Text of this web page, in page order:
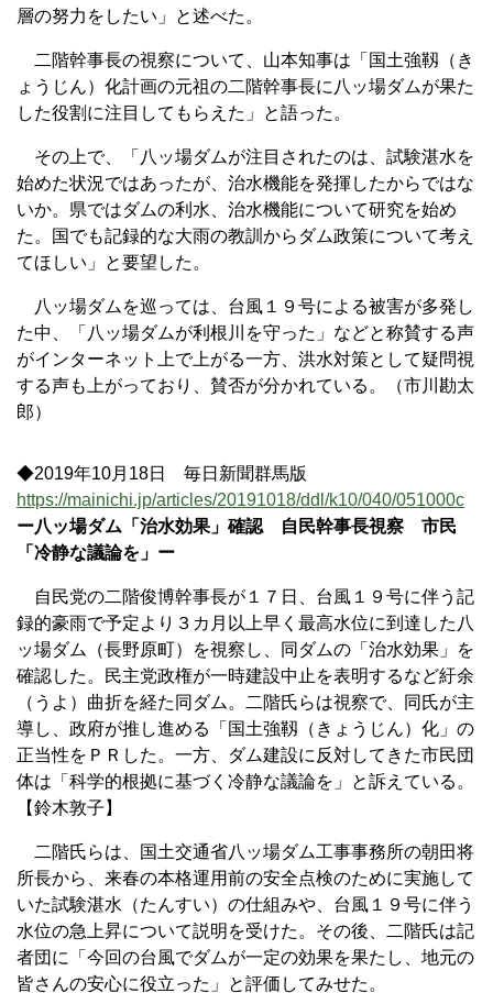
層の努力をしたい」と述べた。
二階幹事長の視察について、山本知事は「国土強靱（き
ょうじん）化計画の元祖の二階幹事長に八ッ場ダムが果た
した役割に注目してもらえた」と語った。
その上で、「八ッ場ダムが注目されたのは、試験湛水を
始めた状況ではあったが、治水機能を発揮したからではな
いか。県ではダムの利水、治水機能について研究を始め
た。国でも記録的な大雨の教訓からダム政策について考え
てほしい」と要望した。
八ッ場ダムを巡っては、台風１９号による被害が多発し
た中、「八ッ場ダムが利根川を守った」などと称賛する声
がインターネット上で上がる一方、洪水対策として疑問視
する声も上がっており、賛否が分かれている。（市川勘太
郎）
◆2019年10月18日 毎日新聞群馬版
https://mainichi.jp/articles/20191018/ddl/k10/040/051000c
ー八ッ場ダム「治水効果」確認 自民幹事長視察 市民
「冷静な議論を」ー
自民党の二階俊博幹事長が１７日、台風１９号に伴う記
録的豪雨で予定より３カ月以上早く最高水位に到達した八
ッ場ダム（長野原町）を視察し、同ダムの「治水効果」を
確認した。民主党政権が一時建設中止を表明するなど紆余
（うよ）曲折を経た同ダム。二階氏らは視察で、同氏が主
導し、政府が推し進める「国土強靱（きょうじん）化」の
正当性をＰＲした。一方、ダム建設に反対してきた市民団
体は「科学的根拠に基づく冷静な議論を」と訴えている。
【鈴木敦子】
二階氏らは、国土交通省八ッ場ダム工事事務所の朝田将
所長から、来春の本格運用前の安全点検のために実施して
いた試験湛水（たんすい）の仕組みや、台風１９号に伴う
水位の急上昇について説明を受けた。その後、二階氏は記
者団に「今回の台風でダムが一定の効果を果たし、地元の
皆さんの安心に役立った」と評価してみせた。